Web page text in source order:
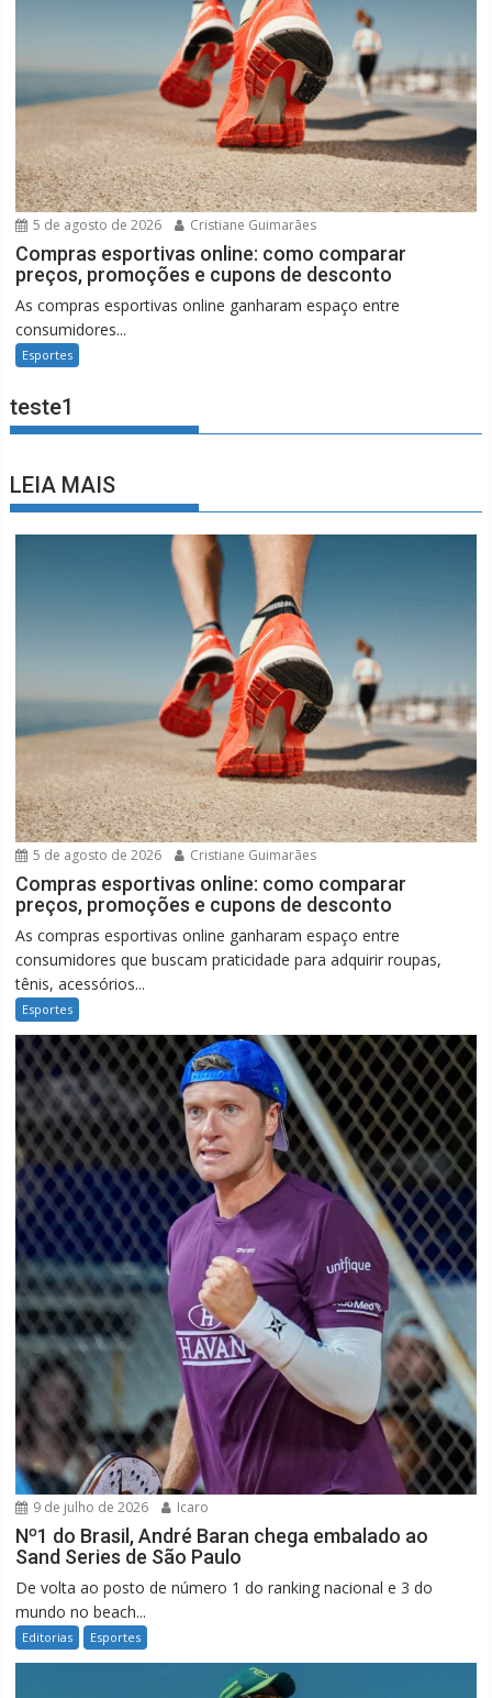
5 de agosto de 2026 Cristiane Guimarães
Compras esportivas online: como comparar
preços, promoções e cupons de desconto
As compras esportivas online ganharam espaço entre
consumidores...
Esportes
teste1
LEIA MAIS
5 de agosto de 2026 Cristiane Guimarães
Compras esportivas online: como comparar
preços, promoções e cupons de desconto
As compras esportivas online ganharam espaço entre
consumidores que buscam praticidade para adquirir roupas,
tênis, acessórios...
Esportes
9 de julho de 2026 Icaro
Nº1 do Brasil, André Baran chega embalado ao
Sand Series de São Paulo
De volta ao posto de número 1 do ranking nacional e 3 do
mundo no beach...
Editorias Esportes